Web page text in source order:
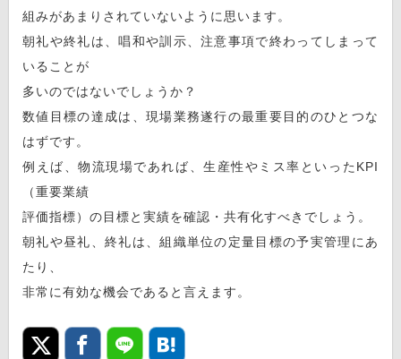
組みがあまりされていないように思います。
朝礼や終礼は、唱和や訓示、注意事項で終わってしまって
いることが
多いのではないでしょうか？
数値目標の達成は、現場業務遂行の最重要目的のひとつな
はずです。
例えば、物流現場であれば、生産性やミス率といったKPI
（重要業績
評価指標）の目標と実績を確認・共有化すべきでしょう。
朝礼や昼礼、終礼は、組織単位の定量目標の予実管理にあ
たり、
非常に有効な機会であると言えます。